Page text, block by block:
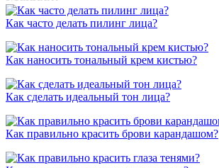
Как часто делать пилинг лица?
Как наносить тональный крем кистью?
Как сделать идеальный тон лица?
Как правильно красить брови карандашом?